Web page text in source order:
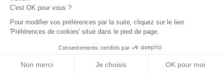
C'est OK pour vous ?
Pour modifier vos préférences par la suite, cliquez sur le lien
'Préférences de cookies' situé dans le pied de page.
Consentements certifiés par
Non merci Je choisis OK pour moi
13 Rue des Cordeliers, 33000 Bordeaux, France